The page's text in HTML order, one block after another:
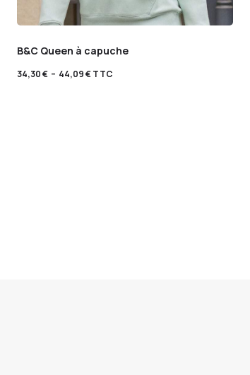
B&C Queen à capuche
34,30€ – 44,09€TTC